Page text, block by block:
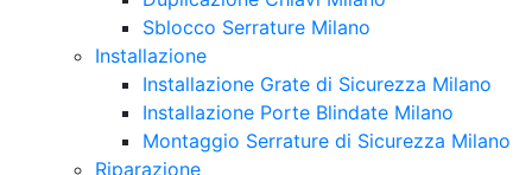
Sblocco Serrature Milano
Installazione
Installazione Grate di Sicurezza Milano
Installazione Porte Blindate Milano
Montaggio Serrature di Sicurezza Milano
Riparazione